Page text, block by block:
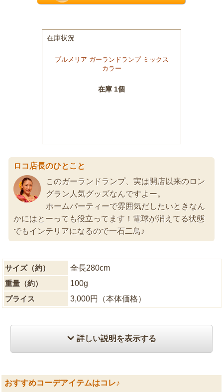
ロコ店長のひとこと
このガーランドランプ、実は開店以来のロン
グラン人気グッズなんですよー。
ホームパーティーで雰囲気だしたいときなん
かにはとーっても役立ってます！電球が消えてる状態
でもインテリアになるので一石二鳥♪
サイズ（約）
全長280cm
重量（約）
100g
プライス
3,000円（本体価格）
詳しい説明を表示する
おすすめコーデアイテムはコレ♪